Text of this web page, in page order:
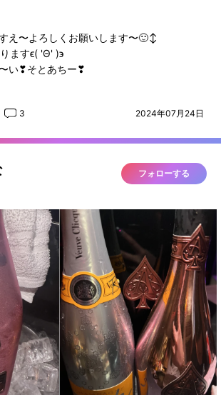
え〜よろしくお願いします〜🙂‍↕️
ますϵ( 'Θ' )϶
い❣そとあちー❣
3 2024年07月24日
フォローする